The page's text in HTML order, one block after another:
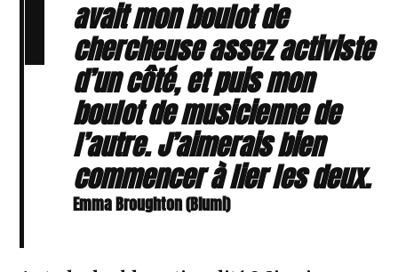
avait mon boulot de
chercheuse assez activiste
d’un côté, et puis mon
boulot de musicienne de
l’autre. J’aimerais bien
commencer à lier les deux.
Emma Broughton (Blumi)